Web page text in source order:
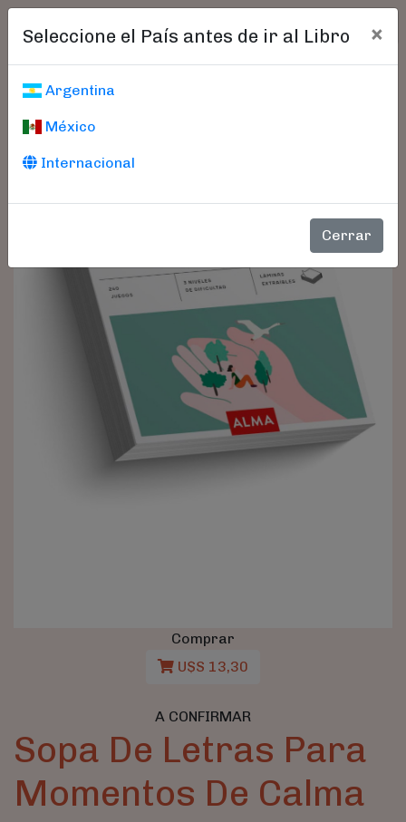
Seleccione el País antes de ir al Libro ×
Argentina
México
Internacional
Cerrar
Comprar
U$S 13,30
A CONFIRMAR
Sopa De Letras Para
Momentos De Calma